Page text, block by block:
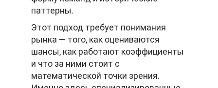
паттерны.
Этот подход требует понимания
рынка — того, как оцениваются
шансы, как работают коэффициенты
и что за ними стоит с
математической точки зрения.